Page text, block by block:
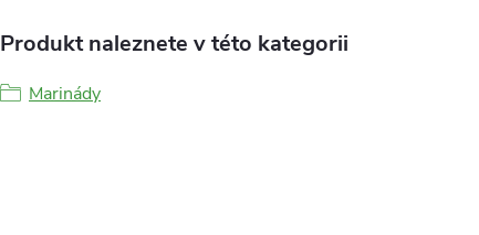
Produkt naleznete v této kategorii
Marinády